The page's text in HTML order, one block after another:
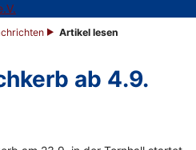
Artikel lesen
ab 4.9.